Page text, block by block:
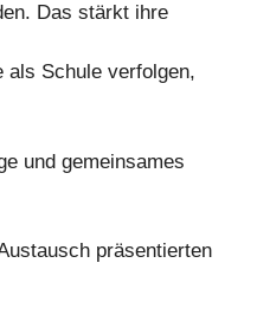
Das stärkt ihre
als Schule verfolgen,
und gemeinsames
präsentierten